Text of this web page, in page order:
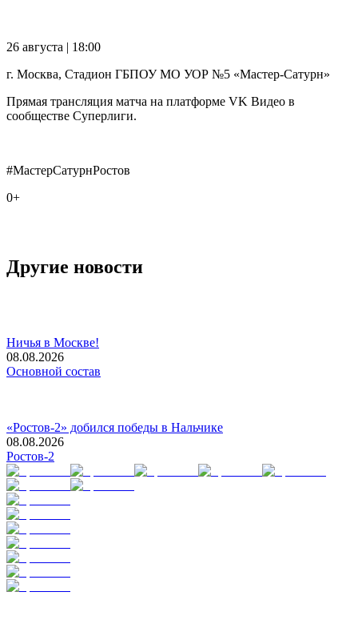
26 августа | 18:00
г. Москва, Стадион ГБПОУ МО УОР №5 «Мастер-Сатурн»
Прямая трансляция матча на платформе VK Видео в
сообществе Суперлиги.
#МастерСатурнРостов
0+
Другие новости
Ничья в Москве!
08.08.2026
Основной состав
«Ростов-2» добился победы в Нальчике
08.08.2026
Ростов-2